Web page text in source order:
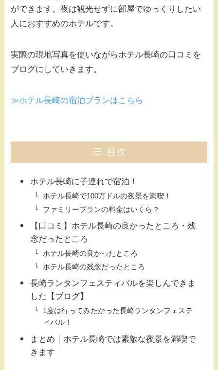
ができます。夜は観光せずに部屋でゆっくりしたい
人におすすめのホテルです。
実際の現地写真を使いながらホテル長崎の口コミを
ブログにしていきます。
≫ホテル長崎の宿泊プランはこちら
目次
ホテル長崎に子連れで宿泊！
ホテル長崎で100万ドルの夜景を満喫！
ファミリープランの料金はいくら？
【口コミ】ホテル長崎の良かったところ・残
念だったところ
ホテル長崎の良かったところ
ホテル長崎の残念だったところ
長崎ランタンフェスティバルを楽しんできま
した【ブログ】
1度は行ってみたかった長崎ランタンフェステ
ィバル！
まとめ｜ホテル長崎では素敵な夜景を満喫で
きます